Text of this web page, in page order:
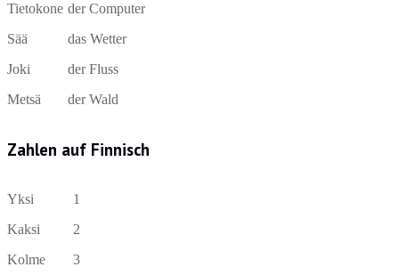
Tietokone
Sää
Joki
Metsä
der Computer
das Wetter
der Fluss
der Wald
Zahlen auf Finnisch
Yksi
Kaksi
Kolme
1
2
3